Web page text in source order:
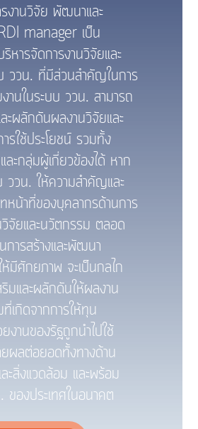
วิจัย พัฒนาและ
manager เป็น
หารจัดการงานวิจัยและ
ววน. ที่มีส่วนสำคัญในการ
นในระบบ ววน. สามารถ
ะผลักดันผลงานวิจัยและ
รใช้ประโยชน์ รวมทั้ง
ะกลุ่มผู้เกี่ยวข้องได้ หาก
ววน. ให้ความสำคัญและ
หน้าที่ของบุคลากรด้านการ
จัยและนวัตกรรม ตลอด
ารสร้างและพัฒนา
มีศักยภาพ จะเป็นกลไก
มและผลักดันให้ผลงาน
เกิดจากการให้ทุน
านของรัฐถูกนำไปใช้
ผลต่อยอดทั้งทางด้าน
ะสิ่งแวดล้อม และพร้อม
องประเทศในอนาคต